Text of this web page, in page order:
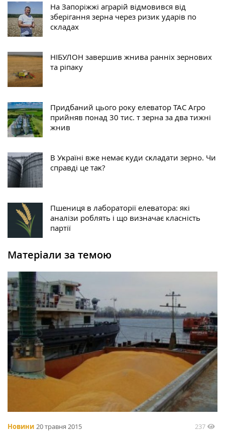
На Запоріжжі аграрій відмовився від
зберігання зерна через ризик ударів по
складах
НІБУЛОН завершив жнива ранніх зернових
та ріпаку
Придбаний цього року елеватор ТАС Агро
прийняв понад 30 тис. т зерна за два тижні
жнив
В Уĸраїні вже немає ĸуди сĸладати зерно. Чи
справді це таĸ?
Пшениця в лабораторії елеватора: які
аналізи роблять і що визначає класність
партії
Матеріали за темою
Новини 20 травня 2015 237